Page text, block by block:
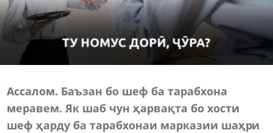
Ассалом. Баъзан бо шеф ба тарабхона
меравем. Як шаб чун ҳарвақта бо хости
шефҳарду ба тарабхонаи марказии шаҳри